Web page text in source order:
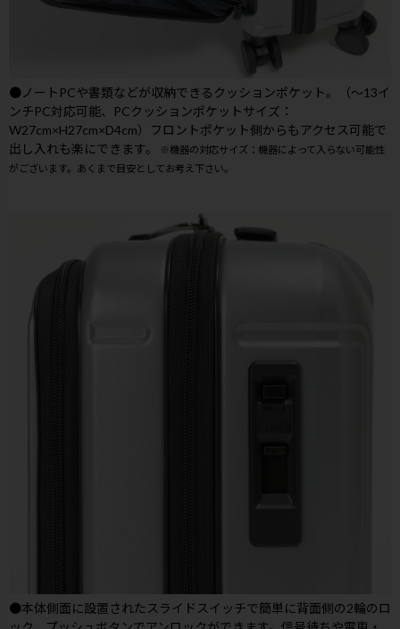
●ノートPCや書類などが収納できるクッションポケット。（～13イ
ンチPC対応可能、PCクッションポケットサイズ：
W27cm×H27cm×D4cm）フロントポケット側からもアクセス可能で
出し入れも楽にできます。
※機器の対応サイズ：機器によって入らない可能性
がございます。あくまで目安としてお考え下さい。
●本体側面に設置されたスライドスイッチで簡単に背面側の2輪のロ